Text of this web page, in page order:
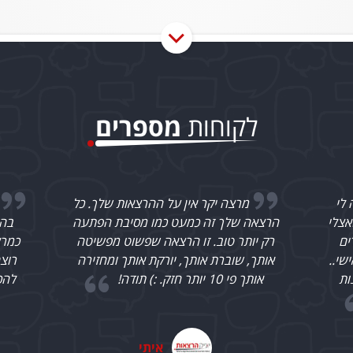
לקוחות מספרים
כל
שלום הייתה לי את הזכות לשמוע אותך.
בהרצאתך הפצת אור בחדר הן בכישוריך
כמרצה מדהים ומרתק והן כאדם מיוחד. אני
רוצה להודות לך על הזכות שנפלה בחלקי
להכיר אותך. אתה מרצה לחיים עם כל כך
חן